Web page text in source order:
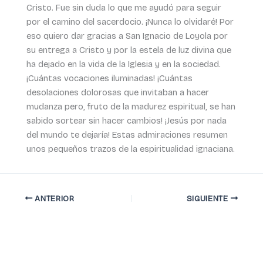
Cristo. Fue sin duda lo que me ayudó para seguir
por el camino del sacerdocio. ¡Nunca lo olvidaré! Por
eso quiero dar gracias a San Ignacio de Loyola por
su entrega a Cristo y por la estela de luz divina que
ha dejado en la vida de la Iglesia y en la sociedad.
¡Cuántas vocaciones iluminadas! ¡Cuántas
desolaciones dolorosas que invitaban a hacer
mudanza pero, fruto de la madurez espiritual, se han
sabido sortear sin hacer cambios! ¡Jesús por nada
del mundo te dejaría! Estas admiraciones resumen
unos pequeños trazos de la espiritualidad ignaciana.
ANTERIOR SIGUIENTE